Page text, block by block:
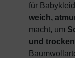
für
weich,
macht, um
und trocken